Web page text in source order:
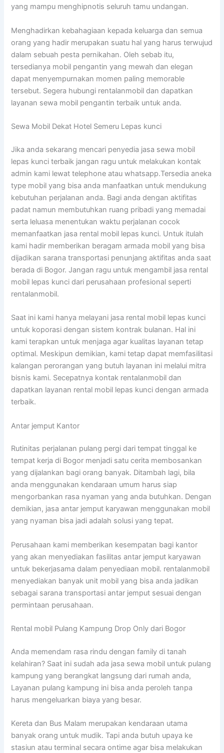
yang mampu menghipnotis seluruh tamu undangan.
Menghadirkan kebahagiaan kepada keluarga dan semua
orang yang hadir merupakan suatu hal yang harus terwujud
dalam sebuah pesta pernikahan. Oleh sebab itu,
tersedianya mobil pengantin yang mewah dan elegan
dapat menyempurnakan momen paling memorable
tersebut. Segera hubungi rentalanmobil dan dapatkan
layanan sewa mobil pengantin terbaik untuk anda.
Sewa Mobil Dekat Hotel Semeru Lepas kunci
Jika anda sekarang mencari penyedia jasa sewa mobil
lepas kunci terbaik jangan ragu untuk melakukan kontak
admin kami lewat telephone atau whatsapp.Tersedia aneka
type mobil yang bisa anda manfaatkan untuk mendukung
kebutuhan perjalanan anda. Bagi anda dengan aktifitas
padat namun membutuhkan ruang pribadi yang memadai
serta leluasa menentukan waktu perjalanan cocok
memanfaatkan jasa rental mobil lepas kunci. Untuk itulah
kami hadir memberikan beragam armada mobil yang bisa
dijadikan sarana transportasi penunjang aktifitas anda saat
berada di Bogor. Jangan ragu untuk mengambil jasa rental
mobil lepas kunci dari perusahaan profesional seperti
rentalanmobil.
Saat ini kami hanya melayani jasa rental mobil lepas kunci
untuk koporasi dengan sistem kontrak bulanan. Hal ini
kami terapkan untuk menjaga agar kualitas layanan tetap
optimal. Meskipun demikian, kami tetap dapat memfasilitasi
kalangan perorangan yang butuh layanan ini melalui mitra
bisnis kami. Secepatnya kontak rentalanmobil dan
dapatkan layanan rental mobil lepas kunci dengan armada
terbaik.
Antar jemput Kantor
Rutinitas perjalanan pulang pergi dari tempat tinggal ke
tempat kerja di Bogor menjadi satu cerita membosankan
yang dijalankan bagi orang banyak. Ditambah lagi, bila
anda menggunakan kendaraan umum harus siap
mengorbankan rasa nyaman yang anda butuhkan. Dengan
demikian, jasa antar jemput karyawan menggunakan mobil
yang nyaman bisa jadi adalah solusi yang tepat.
Perusahaan kami memberikan kesempatan bagi kantor
yang akan menyediakan fasilitas antar jemput karyawan
untuk bekerjasama dalam penyediaan mobil. rentalanmobil
menyediakan banyak unit mobil yang bisa anda jadikan
sebagai sarana transportasi antar jemput sesuai dengan
permintaan perusahaan.
Rental mobil Pulang Kampung Drop Only dari Bogor
Anda memendam rasa rindu dengan family di tanah
kelahiran? Saat ini sudah ada jasa sewa mobil untuk pulang
kampung yang berangkat langsung dari rumah anda,
Layanan pulang kampung ini bisa anda peroleh tanpa
harus mengeluarkan biaya yang besar.
Kereta dan Bus Malam merupakan kendaraan utama
banyak orang untuk mudik. Tapi anda butuh upaya ke
stasiun atau terminal secara ontime agar bisa melakukan